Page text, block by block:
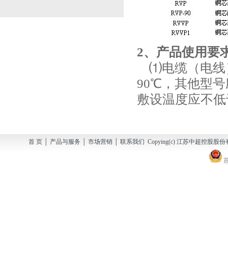
2、产品使用要
⑴电缆（电线
90℃，其他型
敷设温度应不
首 页 │ 产品与服务 │ 市场营销 │ 联系我们 Copying(c) 江苏中超控股股